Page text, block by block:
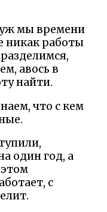
уж мы времени
никак работы
авось в
найти.
что с кем
один год, а
с